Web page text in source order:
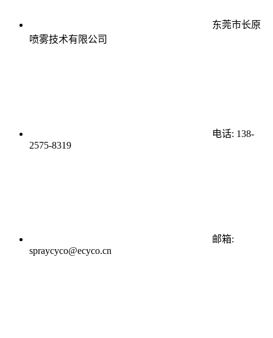
东莞市长原
喷雾技术有限公司
电话: 138-
2575-8319
邮箱:
spraycyco@ecyco.cn